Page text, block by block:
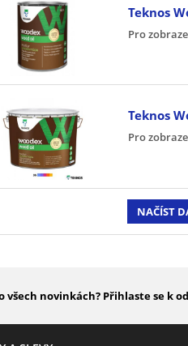
Teknos
Pro
Teknos
Pro
NAČÍST
všech novinkách? Přihlaste se k